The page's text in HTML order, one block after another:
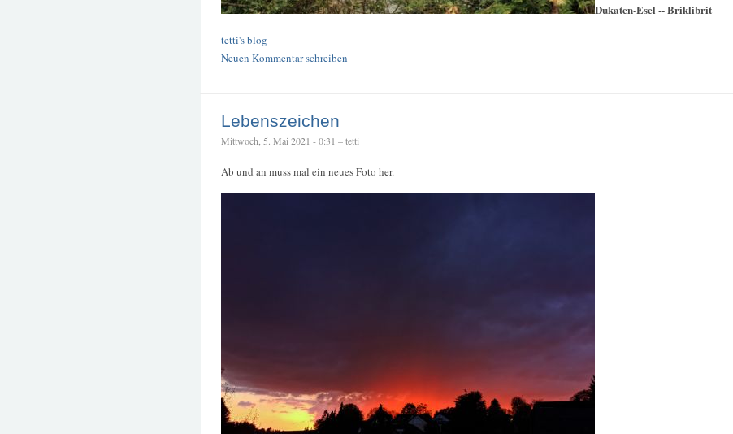
Dukaten-Esel -- Briklibrit
tetti's blog
Neuen Kommentar schreiben
Lebenszeichen
Mittwoch, 5. Mai 2021 - 0:31 – tetti
Ab und an muss mal ein neues Foto her.